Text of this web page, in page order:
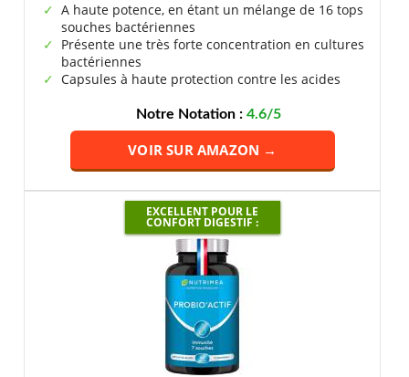
A haute potence, en étant un mélange de 16 tops
souches bactériennes
Présente une très forte concentration en cultures
bactériennes
Capsules à haute protection contre les acides
Notre Notation :4.6/5
VOIR SUR AMAZON →
EXCELLENT POUR LE
CONFORT DIGESTIF :